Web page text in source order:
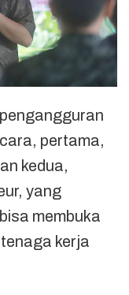
pertama,
kedua,
yang
membuka
kerja